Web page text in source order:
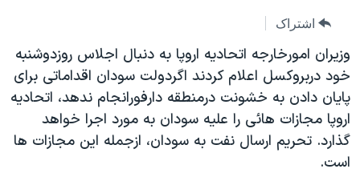
صفحه
جهش
به
جستجو
جهان
ورزشی
گزیده‌ها
ویژه برنامه‌ها
فرهنگ و زندگی
صفحه‌های ویژه
جام جهانی ۲۰۲۶
عملیات خشم حماسی
۲۵۰سالگی آمریکا
بایگانی برنامه‌های تلویزیونی
مستندها
فرکانس‌های صدای آمریکا
پخش رادیویی
یادگیری زبان انگلیسی
دنبال کنید
اشتراک
وزيران امورخارجه اتحاديه اروپا به دنبال اجلاس روزدوشنبه
خود دربروکسل اعلام کردند اگردولت سودان اقداماتی برای
پايان دادن به خشونت درمنطقه دارفورانجام ندهد، اتحاديه
اروپا مجازات هائی را عليه سودان به مورد اجرا خواهد
گذارد. تحريم ارسال نفت به سودان، ازجمله اين مجازات ها
است.